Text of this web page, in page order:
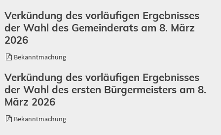
Verkündung des vorläufigen Ergebnisses
der Wahl des Gemeinderats am 8. März
2026
Bekanntmachung
Verkündung des vorläufigen Ergebnisses
der Wahl des ersten Bürgermeisters am 8.
März 2026
Bekanntmachung